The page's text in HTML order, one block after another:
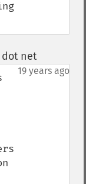
net¶
19 years ago